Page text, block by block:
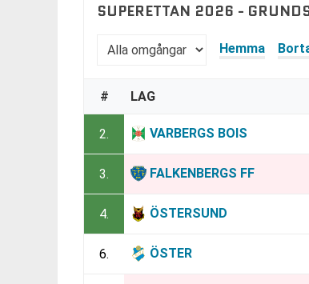
SUPERETTAN 2026 -
Hemma
# LAG
2. VARBERGS BOIS
3. FALKENBERGS FF
4. ÖSTERSUND
6. ÖSTER